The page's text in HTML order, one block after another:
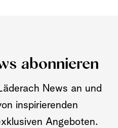
abonnieren
News an und
inspirierenden
Angeboten.